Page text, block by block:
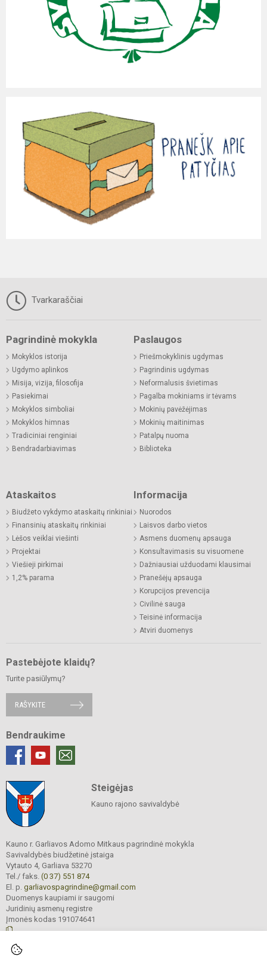
Tvarkaraščiai
Pagrindinė mokykla
Mokyklos istorija
Ugdymo aplinkos
Misija, vizija, filosofija
Pasiekimai
Mokyklos simboliai
Mokyklos himnas
Tradiciniai renginiai
Bendradarbiavimas
Paslaugos
Priešmokyklinis ugdymas
Pagrindinis ugdymas
Neformalusis švietimas
Pagalba mokiniams ir tėvams
Mokinių pavėžėjimas
Mokinių maitinimas
Patalpų nuoma
Biblioteka
Ataskaitos
Biudžeto vykdymo ataskaitų rinkiniai
Finansinių ataskaitų rinkiniai
Lėšos veiklai viešinti
Projektai
Viešieji pirkimai
1,2% parama
Informacija
Nuorodos
Laisvos darbo vietos
Asmens duomenų apsauga
Konsultavimasis su visuomene
Dažniausiai užduodami klausimai
Pranešėjų apsauga
Korupcijos prevencija
Civilinė sauga
Teisinė informacija
Atviri duomenys
Pastebėjote klaidų?
Turite pasiūlymų?
RAŠYKITE
Bendraukime
Steigėjas
Kauno rajono savivaldybė
Kauno r. Garliavos Adomo Mitkaus pagrindinė mokykla
Savivaldybės biudžetinė įstaiga
Vytauto 4, Garliava 53270
Tel./ faks. (0 37) 551 874
El. p. garliavospagrindine@gmail.com
Duomenys kaupiami ir saugomi
Juridinių asmenų registre
Įmonės kodas 191074641